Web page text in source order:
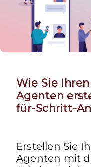
Wie Sie
Agenten
für-Schritt-
Erstellen Sie
Agenten mit